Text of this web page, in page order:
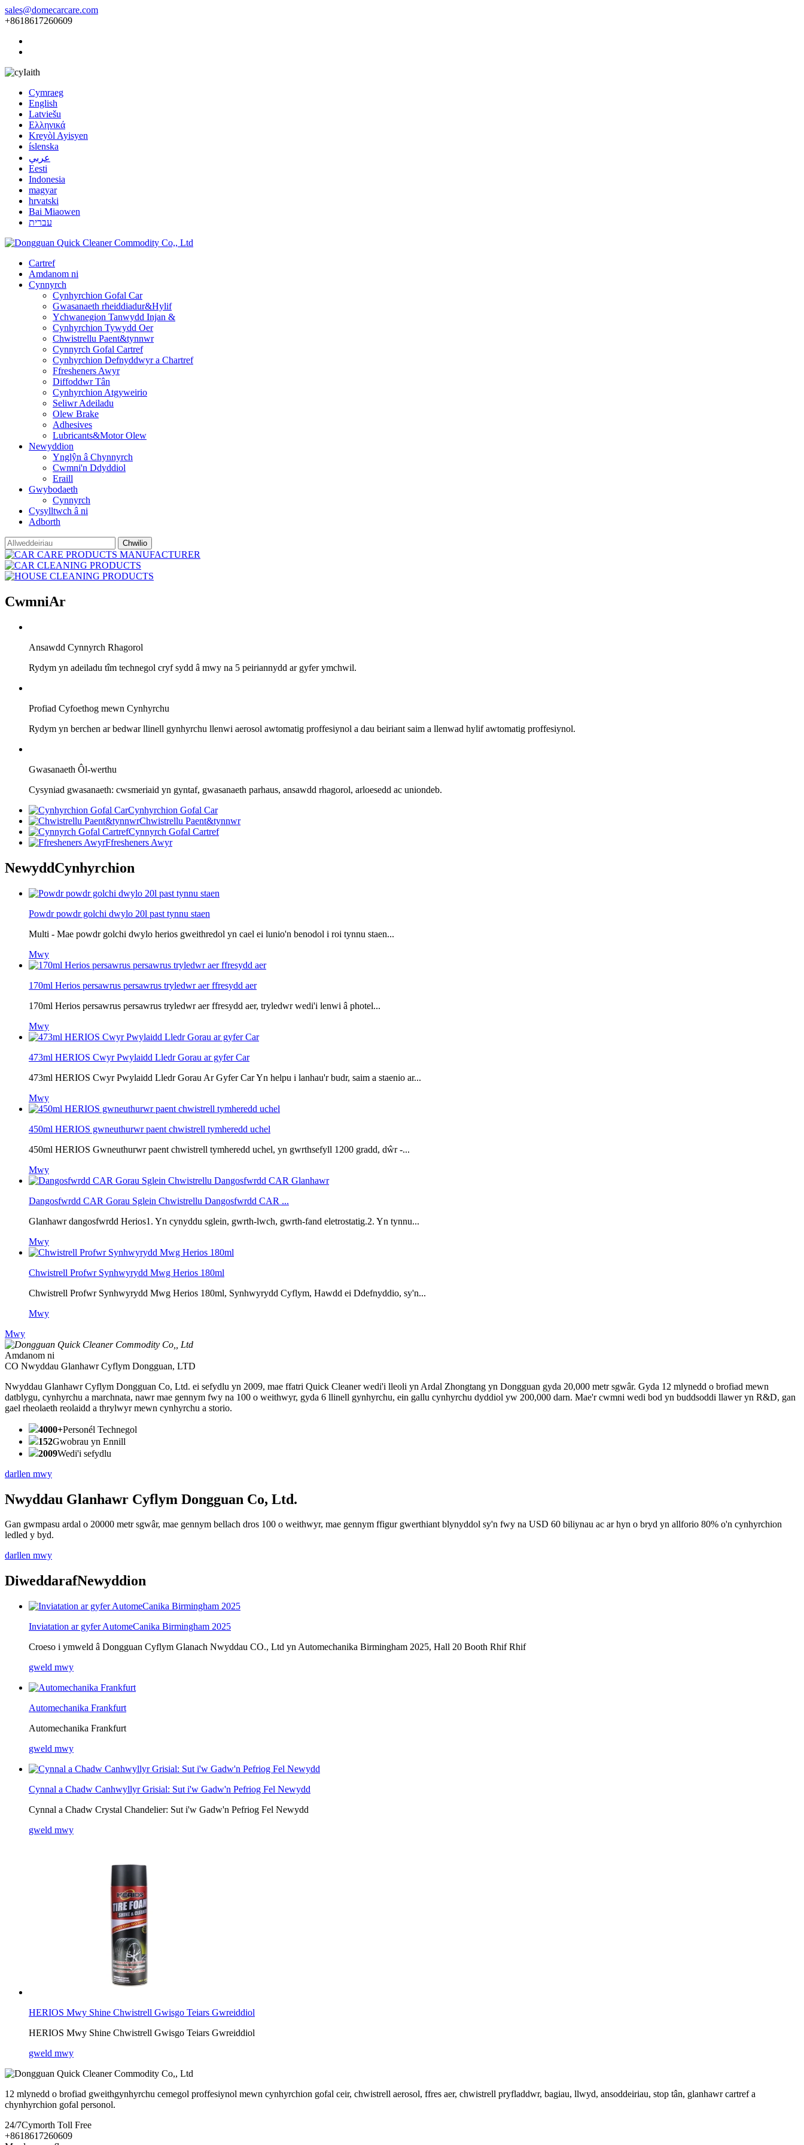
sales@domecarcare.com
+8618617260609
Iaith
Cymraeg
English
Latviešu
Ελληνικά
Kreyòl Ayisyen
íslenska
عربي
Eesti
Indonesia
magyar
hrvatski
Bai Miaowen
עברית
Cartref
Amdanom ni
Cynnyrch
Cynhyrchion Gofal Car
Gwasanaeth rheiddiadur&Hylif
Ychwanegion Tanwydd Injan &
Cynhyrchion Tywydd Oer
Chwistrellu Paent&tynnwr
Cynnyrch Gofal Cartref
Cynhyrchion Defnyddwyr a Chartref
Ffresheners Awyr
Diffoddwr Tân
Cynhyrchion Atgyweirio
Seliwr Adeiladu
Olew Brake
Adhesives
Lubricants&Motor Olew
Newyddion
Ynglŷn â Chynnyrch
Cwmni'n Ddyddiol
Eraill
Gwybodaeth
Cynnyrch
Cysylltwch â ni
Adborth
CwmniAr
Ansawdd Cynnyrch Rhagorol
Rydym yn adeiladu tîm technegol cryf sydd â mwy na 5 peiriannydd ar gyfer ymchwil.
Profiad Cyfoethog mewn Cynhyrchu
Rydym yn berchen ar bedwar llinell gynhyrchu llenwi aerosol awtomatig proffesiynol a dau beiriant saim a llenwad hylif awtomatig proffesiynol.
Gwasanaeth Ôl-werthu
Cysyniad gwasanaeth: cwsmeriaid yn gyntaf, gwasanaeth parhaus, ansawdd rhagorol, arloesedd ac uniondeb.
Cynhyrchion Gofal Car
Chwistrellu Paent&tynnwr
Cynnyrch Gofal Cartref
Ffresheners Awyr
NewyddCynhyrchion
Powdr powdr golchi dwylo 20l past tynnu staen
Multi - Mae powdr golchi dwylo herios gweithredol yn cael ei lunio'n benodol i roi tynnu staen...
Mwy
170ml Herios persawrus persawrus tryledwr aer ffresydd aer
170ml Herios persawrus persawrus tryledwr aer ffresydd aer, tryledwr wedi'i lenwi â photel...
Mwy
473ml HERIOS Cwyr Pwylaidd Lledr Gorau ar gyfer Car
473ml HERIOS Cwyr Pwylaidd Lledr Gorau Ar Gyfer Car Yn helpu i lanhau'r budr, saim a staenio ar...
Mwy
450ml HERIOS gwneuthurwr paent chwistrell tymheredd uchel
450ml HERIOS Gwneuthurwr paent chwistrell tymheredd uchel, yn gwrthsefyll 1200 gradd, dŵr -...
Mwy
Dangosfwrdd CAR Gorau Sglein Chwistrellu Dangosfwrdd CAR ...
Glanhawr dangosfwrdd Herios1. Yn cynyddu sglein, gwrth-lwch, gwrth-fand eletrostatig.2. Yn tynnu...
Mwy
Chwistrell Profwr Synhwyrydd Mwg Herios 180ml
Chwistrell Profwr Synhwyrydd Mwg Herios 180ml, Synhwyrydd Cyflym, Hawdd ei Ddefnyddio, sy'n...
Mwy
Mwy
Amdanom ni
CO Nwyddau Glanhawr Cyflym Dongguan, LTD
Nwyddau Glanhawr Cyflym Dongguan Co, Ltd. ei sefydlu yn 2009, mae ffatri Quick Cleaner wedi'i lleoli yn Ardal Zhongtang yn Dongguan gyda 20,000 metr sgwâr. Gyda 12 mlynedd o brofiad mewn
datblygu, cynhyrchu a marchnata, nawr mae gennym fwy na 100 o weithwyr, gyda 6 llinell gynhyrchu, ein gallu cynhyrchu dyddiol yw 200,000 darn. Mae'r cwmni wedi bod yn buddsoddi llawer yn R&D, gan
gael rheolaeth reolaidd a thrylwyr mewn cynhyrchu a storio.
4000+Personél Technegol
152Gwobrau yn Ennill
2009Wedi'i sefydlu
darllen mwy
Nwyddau Glanhawr Cyflym Dongguan Co, Ltd.
Gan gwmpasu ardal o 20000 metr sgwâr, mae gennym bellach dros 100 o weithwyr, mae gennym ffigur gwerthiant blynyddol sy'n fwy na USD 60 biliynau ac ar hyn o bryd yn allforio 80% o'n cynhyrchion
ledled y byd.
darllen mwy
DiweddarafNewyddion
Inviatation ar gyfer AutomeCanika Birmingham 2025
Croeso i ymweld â Dongguan Cyflym Glanach Nwyddau CO., Ltd yn Automechanika Birmingham 2025, Hall 20 Booth Rhif Rhif
gweld mwy
Automechanika Frankfurt
Automechanika Frankfurt
gweld mwy
Cynnal a Chadw Canhwyllyr Grisial: Sut i'w Gadw'n Pefriog Fel Newydd
Cynnal a Chadw Crystal Chandelier: Sut i'w Gadw'n Pefriog Fel Newydd
gweld mwy
HERIOS Mwy Shine Chwistrell Gwisgo Teiars Gwreiddiol
HERIOS Mwy Shine Chwistrell Gwisgo Teiars Gwreiddiol
gweld mwy
12 mlynedd o brofiad gweithgynhyrchu cemegol proffesiynol mewn cynhyrchion gofal ceir, chwistrell aerosol, ffres aer, chwistrell pryfladdwr, bagiau, llwyd, ansoddeiriau, stop tân, glanhawr cartref a
chynhyrchion gofal personol.
24/7Cymorth Toll Free
+8618617260609